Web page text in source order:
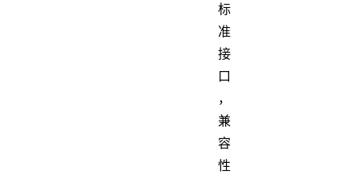
标
准
接
口
，
兼
容
性